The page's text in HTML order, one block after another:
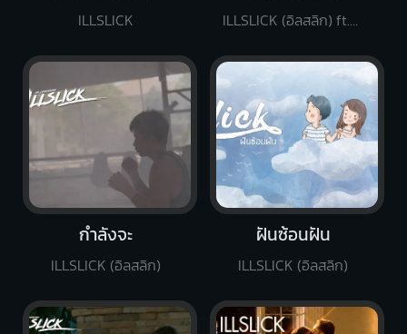
กำลังจะ
ILLSLICK (อิลสลิก)
ฝันซ้อนฝัน
ILLSLICK (อิลสลิก)
ILLSLICK (อิลสลิก) ft.PALMY
ILLSLICK